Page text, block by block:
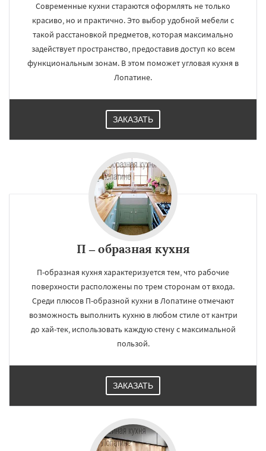
Современные кухни стараются оформлять не только
красиво, но и практично. Это выбор удобной мебели с
такой расстановкой предметов, которая максимально
задействует пространство, предоставив доступ ко всем
функциональным зонам. В этом поможет угловая кухня в
Лопатине.
ЗАКАЗАТЬ
П – образная кухня
П-образная кухня характеризуется тем, что рабочие
поверхности расположены по трем сторонам от входа.
Среди плюсов П-образной кухни в Лопатине отмечают
возможность выполнить кухню в любом стиле от кантри
до хай-тек, использовать каждую стену с максимальной
пользой.
ЗАКАЗАТЬ